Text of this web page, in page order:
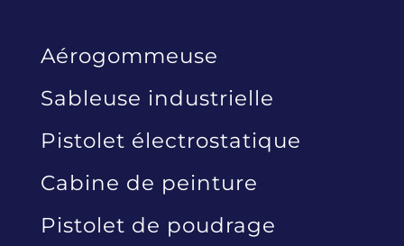
Aérogommeuse
Sableuse industrielle
Pistolet électrostatique
Cabine de peinture
Pistolet de poudrage